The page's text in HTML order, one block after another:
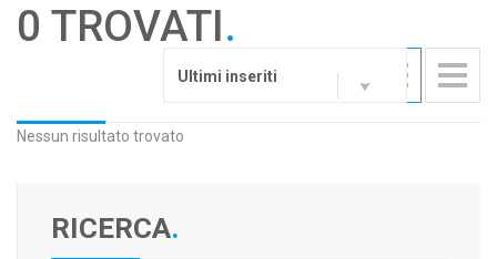
0 TROVATI.
Ultimi inseriti
Nessun risultato trovato
RICERCA.